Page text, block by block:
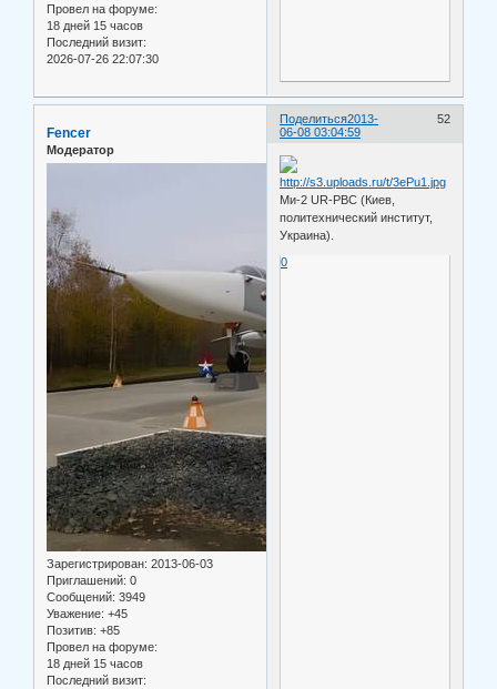
Провел на форуме:
18 дней 15 часов
Последний визит:
2026-07-26 22:07:30
Поделиться 52
2013-
06-08 03:04:59
Fencer
Модератор
Зарегистрирован: 2013-06-03
Приглашений: 0
Сообщений: 3949
Уважение: +45
Позитив: +85
Провел на форуме:
18 дней 15 часов
Последний визит:
Ми-2 UR-PBC (Киев,
политехнический институт,
Украина).
0